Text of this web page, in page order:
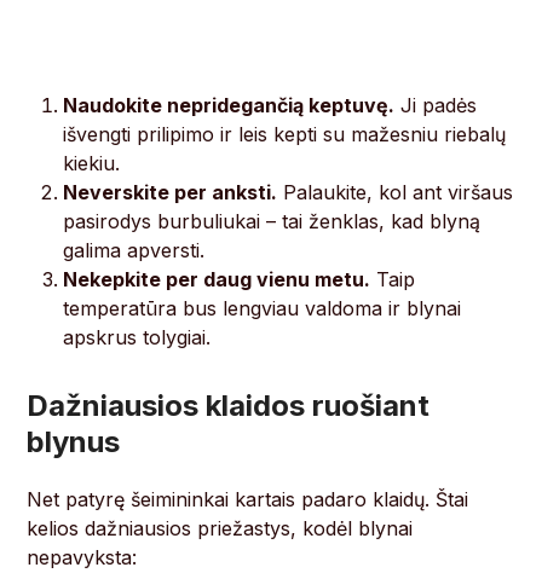
Naudokite nepridegančią keptuvę. Ji padės
išvengti prilipimo ir leis kepti su mažesniu riebalų
kiekiu.
Neverskite per anksti. Palaukite, kol ant viršaus
pasirodys burbuliukai – tai ženklas, kad blyną
galima apversti.
Nekepkite per daug vienu metu. Taip
temperatūra bus lengviau valdoma ir blynai
apskrus tolygiai.
Dažniausios klaidos ruošiant
blynus
Net patyrę šeimininkai kartais padaro klaidų. Štai
kelios dažniausios priežastys, kodėl blynai
nepavyksta: